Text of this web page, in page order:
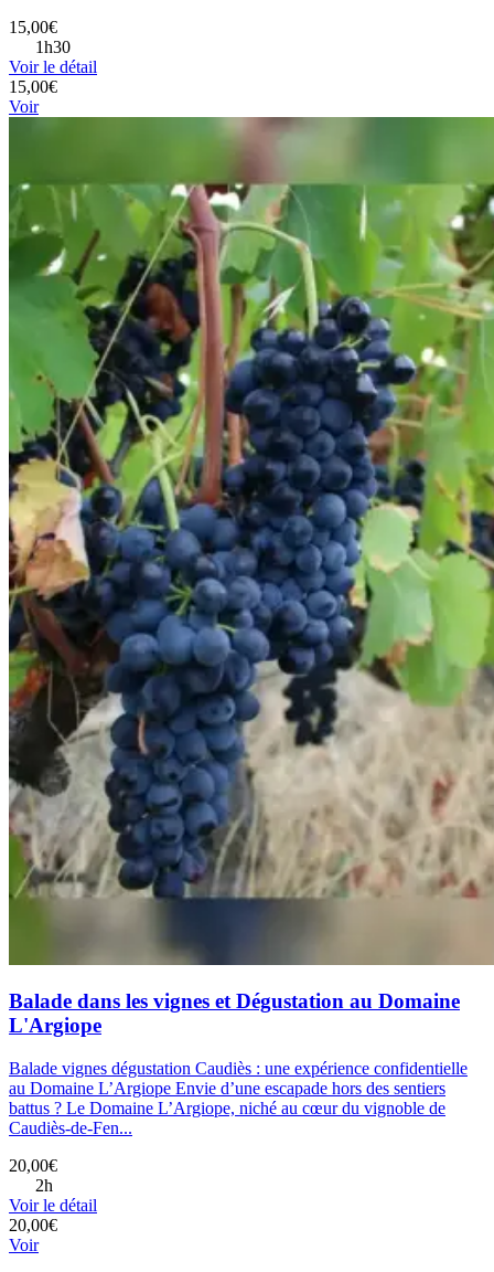
15,00€
1h30
Voir le détail
15,00€
Voir
Balade dans les vignes et Dégustation au Domaine
L'Argiope
Balade vignes dégustation Caudiès : une expérience confidentielle
au Domaine L’Argiope Envie d’une escapade hors des sentiers
battus ? Le Domaine L’Argiope, niché au cœur du vignoble de
Caudiès-de-Fen...
20,00€
2h
Voir le détail
20,00€
Voir